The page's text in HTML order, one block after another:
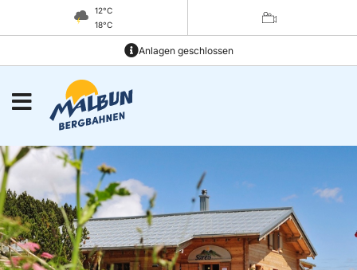
12°C
18°C
Anlagen geschlossen